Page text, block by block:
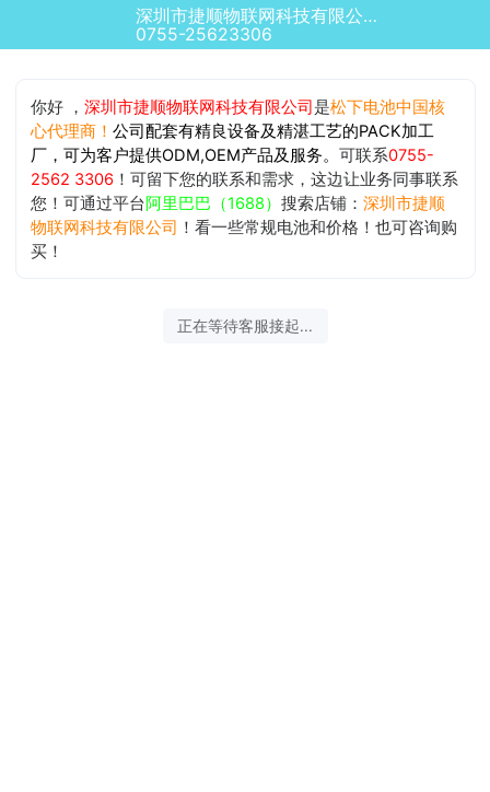
深圳市捷顺物联网科技有限公司正在为您服务
0755-25623306
你好 ，深圳市捷顺物联网科技有限公司是松下电池中国核
心代理商！公司配套有精良设备及精湛工艺的PACK加工
厂，可为客户提供ODM,OEM产品及服务。可联系0755-
2562 3306 ！可留下您的联系和需求，这边让业务同事联系
您！可通过平台阿里巴巴（1688）搜索店铺：深圳市捷顺
物联网科技有限公司 ！看一些常规电池和价格！也可咨询购
买！
正在等待客服接起...